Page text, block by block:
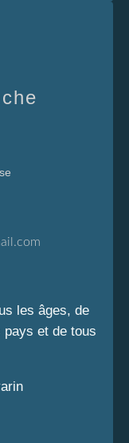
les âges, de
et de tous